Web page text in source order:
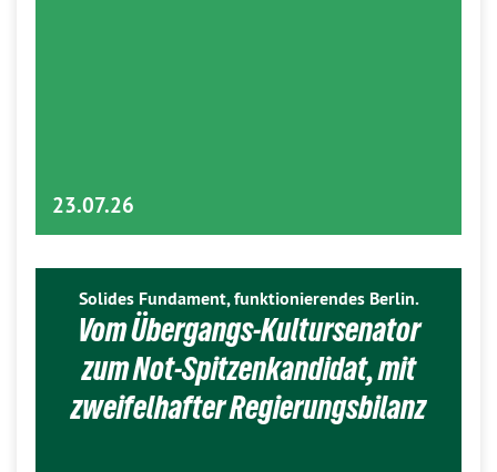
23.07.26
Solides Fundament, funktionierendes Berlin.
Vom Übergangs-Kultursenator
zum Not-Spitzenkandidat, mit
zweifelhafter Regierungsbilanz